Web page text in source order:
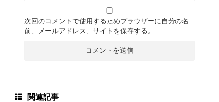
次回のコメントで使用するためブラウザーに自分の名
前、メールアドレス、サイトを保存する。
関連記事